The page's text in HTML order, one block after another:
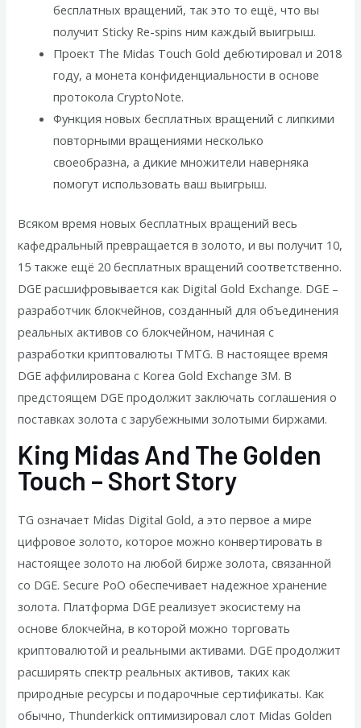
бесплатных вращений, так это то ещё, что вы
получит Sticky Re-spins ним каждый выигрыш.
Проект The Midas Touch Gold дебютировал и 2018
году, а монета конфиденциальности в основе
протокола CryptoNote.
Функция новых бесплатных вращений с липкими
повторными вращениями несколько
своеобразна, а дикие множители наверняка
помогут использовать ваш выигрыш.
Всяком время новых бесплатных вращений весь
кафедральный превращается в золото, и вы получит 10,
15 также ещё 20 бесплатных вращений соответственно.
DGE расшифровывается как Digital Gold Exchange. DGE –
разработчик блокчейнов, созданный для объединения
реальных активов со блокчейном, начиная с
разработки криптовалюты TMTG. В настоящее время
DGE аффилирована с Korea Gold Exchange 3M. В
предстоящем DGE продолжит заключать соглашения о
поставках золота с зарубежными золотыми биржами.
King Midas And The Golden
Touch – Short Story
TG означает Midas Digital Gold, а это первое а мире
цифровое золото, которое можно конвертировать в
настоящее золото на любой бирже золота, связанной
со DGE. Secure PoO обеспечивает надежное хранение
золота. Платформа DGE реализует экосистему на
основе блокчейна, в которой можно торговать
криптовалютой и реальными активами. DGE продолжит
расширять спектр реальных активов, таких как
природные ресурсы и подарочные сертификаты. Как
обычно, Thunderkick оптимизировал слот Midas Golden